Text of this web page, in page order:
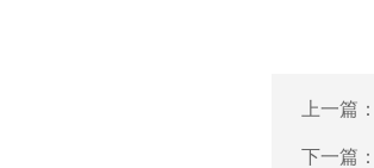
上一篇
下一篇